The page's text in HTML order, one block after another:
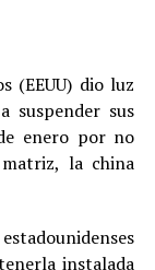
(EEUU) dio luz
suspender sus
enero por no
la china
instalada